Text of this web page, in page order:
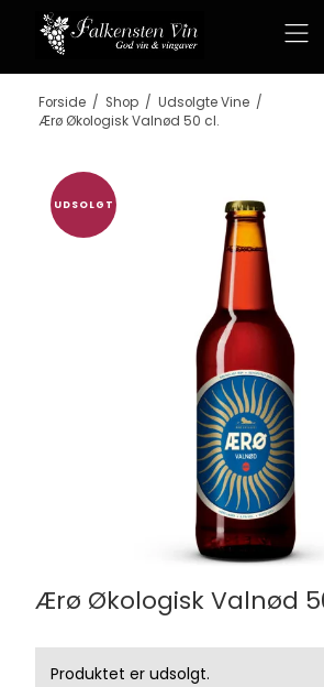
Forside / Shop / Udsolgte Vine /
Ærø Økologisk Valnød 50 cl.
UDSOLGT
Ærø Økologisk Valnød
Produktet er udsolgt.